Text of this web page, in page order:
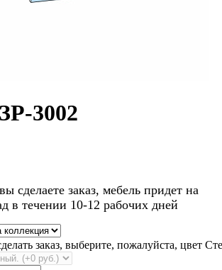
3002
сделаете заказ, мебель придет на
в течении 10-12 рабочих дней
заказ, выберите, пожалуйста, цвет